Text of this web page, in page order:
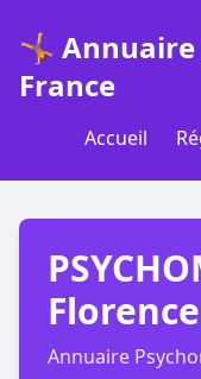
🤸
France
Accueil
Annuaire